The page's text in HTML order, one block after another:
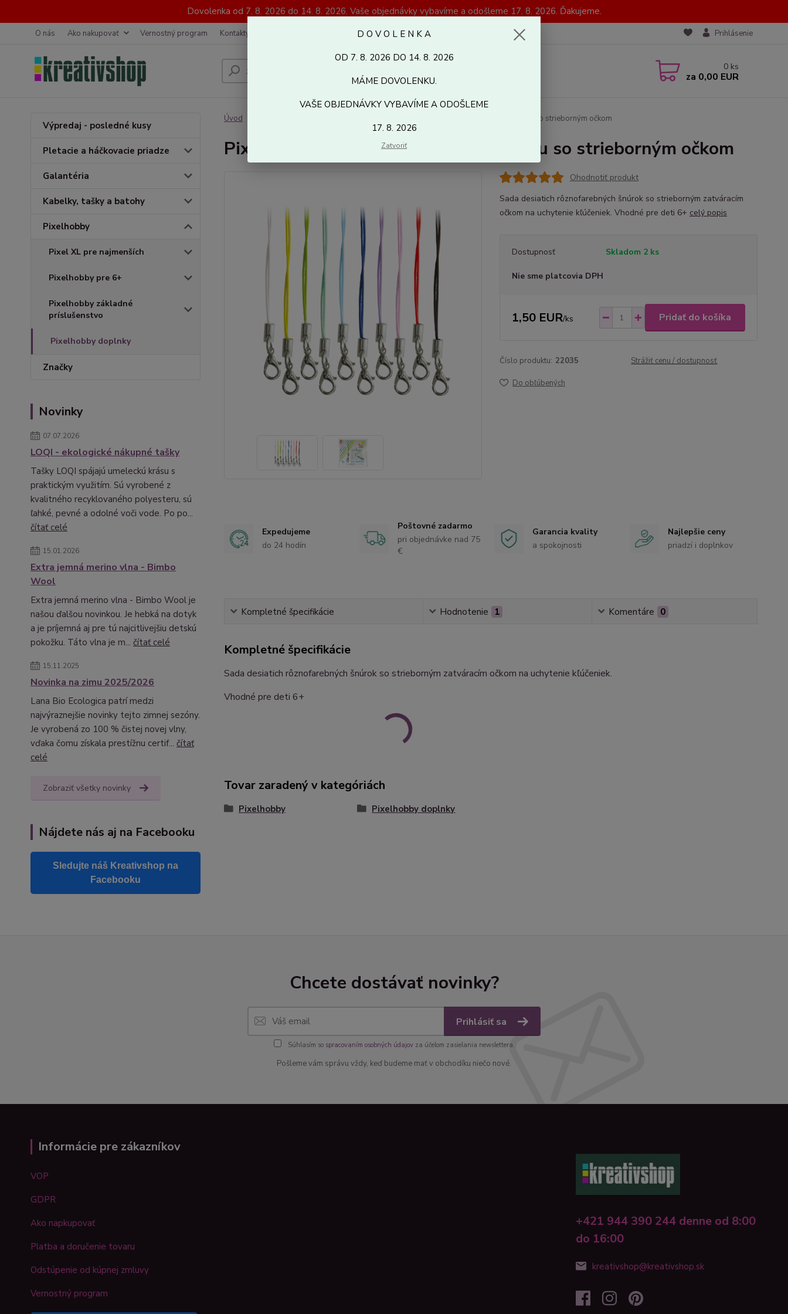
Dovolenka od 7. 8. 2026 do 14. 8. 2026. Vaše objednávky vybavíme a odošleme 17. 8. 2026. Ďakujeme.
O nás Ako nakupovať Vernostný program Kontakty Prihlásenie
0 ks
za 0,00 EUR
Výpredaj - posledné kusy
Pletacie a háčkovacie priadze
Galantéria
Kabelky, tašky a batohy
Pixelhobby
Pixel XL pre najmenších
Pixelhobby pre 6+
Pixelhobby základné
príslušenstvo
Pixelhobby doplnky
Značky
Novinky
07.07.2026
LOQI - ekologické nákupné tašky
Tašky LOQI spájajú umeleckú krásu s
praktickým využitím. Sú vyrobené z
kvalitného recyklovaného polyesteru, sú
ľahké, pevné a odolné voči vode. Po po...
čítať celé
15.01.2026
Extra jemná merino vlna - Bimbo
Wool
Extra jemná merino vlna - Bimbo Wool je
našou ďalšou novinkou. Je hebká na dotyk
a je príjemná aj pre tú najcitlivejšiu detskú
pokožku. Táto vlna je m... čítať celé
15.11.2025
Novinka na zimu 2025/2026
Lana Bio Ecologica patrí medzi
najvýraznejšie novinky tejto zimnej sezóny.
Je vyrobená zo 100 % čistej novej vlny,
vďaka čomu získala prestížnu certif... čítať
celé
Zobraziť všetky novinky
Nájdete nás aj na Facebooku
Sledujte náš Kreativshop na
Facebooku
Úvod Pixelhobby farebné šnúrky na kľúčenku so strieborným očkom
Pixelhobby farebné šnúrky na kľúčenku so strieborným očkom
Ohodnotiť produkt
Sada desiatich rôznofarebných šnúrok so strieborným zatváracím
očkom na uchytenie kľúčeniek. Vhodné pre deti 6+ celý popis
Dostupnosť Skladom 2 ks
Nie sme platcovia DPH
1,50 EUR/ks Pridať do košíka
Číslo produktu: 22035 Strážiť cenu / dostupnosť
Do obľúbených
Expedujeme
do 24 hodín
Poštovné zadarmo
pri objednávke nad 75
€
Garancia kvality
a spokojnosti
Najlepšie ceny
priadzí i doplnkov
Kompletné špecifikácie Hodnotenie 1 Komentáre 0
Kompletné špecifikácie
Sada desiatich rôznofarebných šnúrok so strieborným zatváracím očkom na uchytenie kľúčeniek.
Vhodné pre deti 6+
Tovar zaradený v kategóriách
Pixelhobby Pixelhobby doplnky
Chcete dostávať novinky?
Prihlásiť sa
Súhlasím so spracovaním osobných údajovza účelom zasielania newslettera.
Pošleme vám správu vždy, keď budeme mať v obchodíku niečo nové.
Informácie pre zákazníkov
VOP
GDPR
Ako napkupovať
Platba a doručenie tovaru
Odstúpenie od kúpnej zmluvy
Vernostný program
+421 944 390 244 denne od 8:00
do 16:00
kreativshop@kreativshop.sk
D O V O L E N K A
OD 7. 8. 2026 DO 14. 8. 2026
MÁME DOVOLENKU.
VAŠE OBJEDNÁVKY VYBAVÍME A ODOŠLEME
17. 8. 2026
Zatvoriť